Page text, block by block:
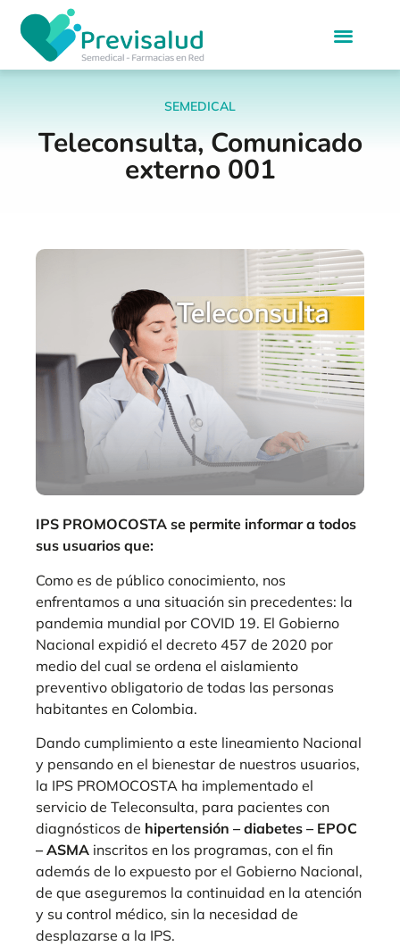
SEMEDICAL
Teleconsulta, Comunicado
externo 001
IPS PROMOCOSTA se permite informar a todos
sus usuarios que:
Como es de público conocimiento, nos
enfrentamos a una situación sin precedentes: la
pandemia mundial por COVID 19. El Gobierno
Nacional expidió el decreto 457 de 2020 por
medio del cual se ordena el aislamiento
preventivo obligatorio de todas las personas
habitantes en Colombia.
Dando cumplimiento a este lineamiento Nacional
y pensando en el bienestar de nuestros usuarios,
la IPS PROMOCOSTA ha implementado el
servicio de Teleconsulta, para pacientes con
diagnósticos de hipertensión – diabetes – EPOC
– ASMA inscritos en los programas, con el fin
además de lo expuesto por el Gobierno Nacional,
de que aseguremos la continuidad en la atención
y su control médico, sin la necesidad de
desplazarse a la IPS.